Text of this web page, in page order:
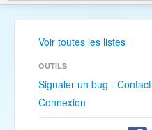
Voir toutes les listes
OUTILS
Signaler un bug - Contact
Connexion